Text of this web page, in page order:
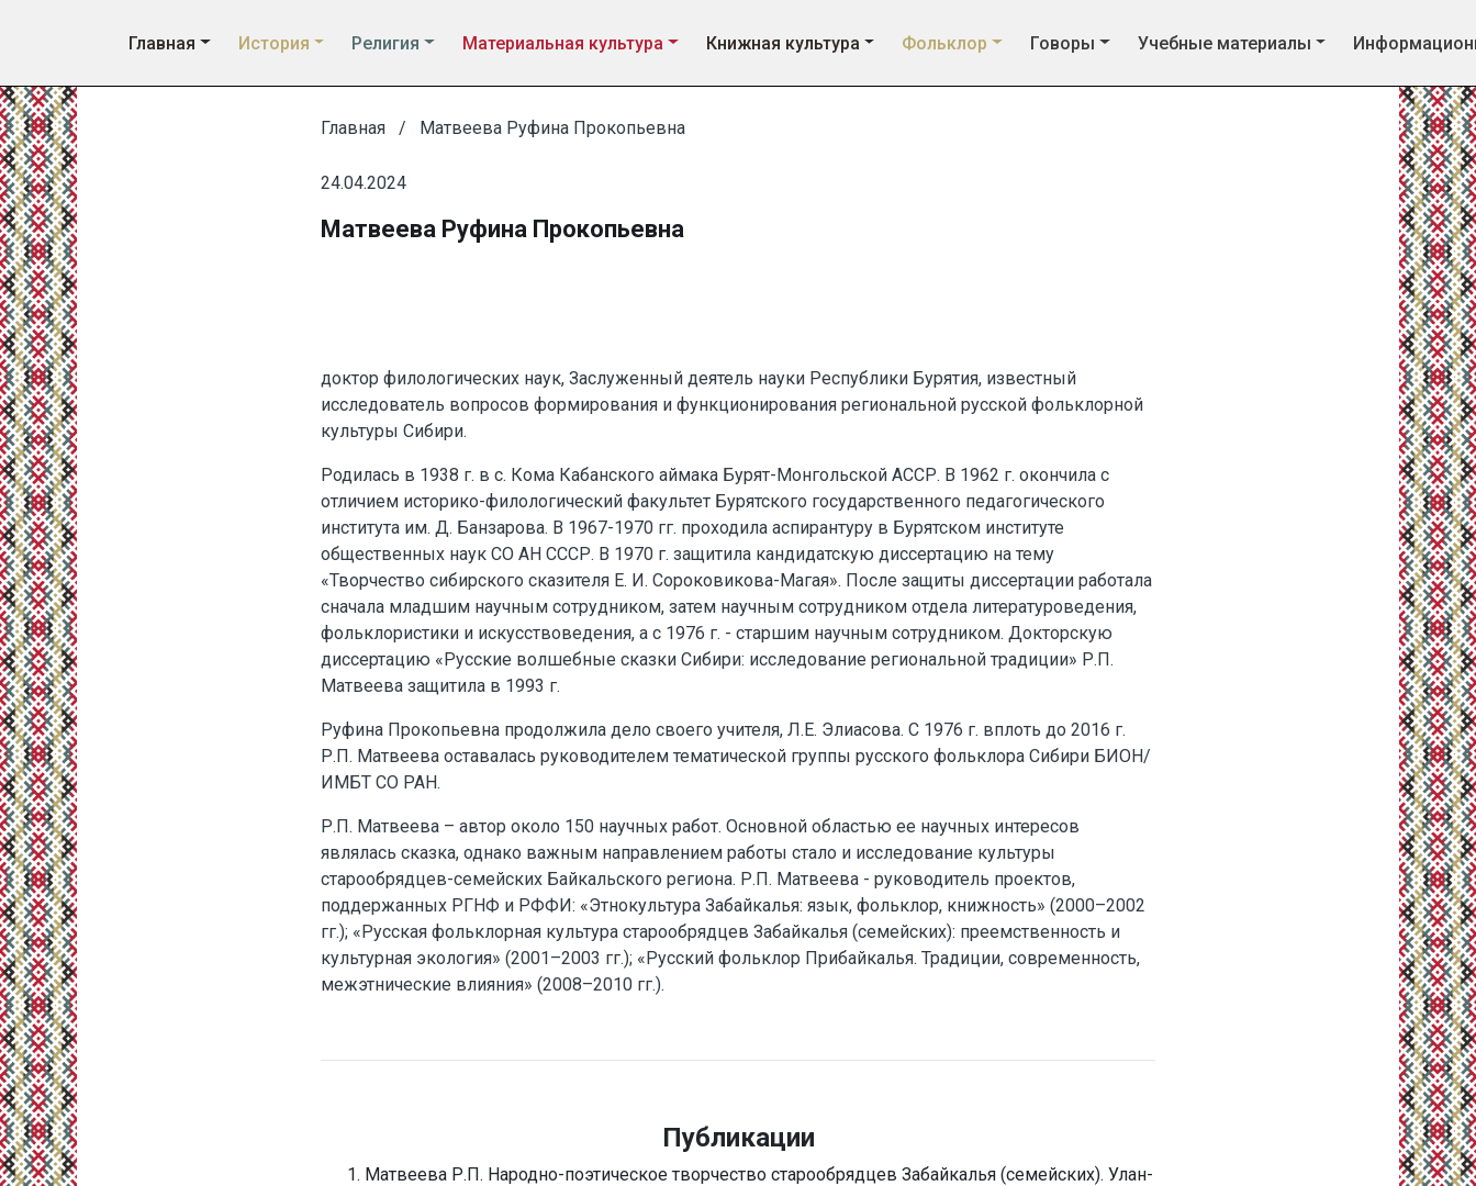
Главная История Религия Материальная культура Книжная культура Фольклор Говоры Учебные материалы
Главная Матвеева Руфина Прокопьевна
24.04.2024
Матвеева Руфина Прокопьевна
доктор филологических наук, Заслуженный деятель науки Республики Бурятия, известный
исследователь вопросов формирования и функционирования региональной русской фольклорной
культуры Сибири.
Родилась в 1938 г. в с. Кома Кабанского аймака Бурят-Монгольской АССР. В 1962 г. окончила с
отличием историко-филологический факультет Бурятского государственного педагогического
института им. Д. Банзарова. В 1967-1970 гг. проходила аспирантуру в Бурятском институте
общественных наук СО АН СССР. В 1970 г. защитила кандидатскую диссертацию на тему
«Творчество сибирского сказителя Е. И. Сороковикова-Магая». После защиты диссертации работала
сначала младшим научным сотрудником, затем научным сотрудником отдела литературоведения,
фольклористики и искусствоведения, а с 1976 г. - старшим научным сотрудником. Докторскую
диссертацию «Русские волшебные сказки Сибири: исследование региональной традиции» Р.П.
Матвеева защитила в 1993 г.
Руфина Прокопьевна продолжила дело своего учителя, Л.Е. Элиасова. C 1976 г. вплоть до 2016 г.
Р.П. Матвеева оставалась руководителем тематической группы русского фольклора Сибири БИОН/
ИМБТ СО РАН.
Р.П. Матвеева – автор около 150 научных работ. Основной областью ее научных интересов
являлась сказка, однако важным направлением работы стало и исследование культуры
старообрядцев-семейских Байкальского региона. Р.П. Матвеева - руководитель проектов,
поддержанных РГНФ и РФФИ: «Этнокультура Забайкалья: язык, фольклор, книжность» (2000–2002
гг.); «Русская фольклорная культура старообрядцев Забайкалья (семейских): преемственность и
культурная экология» (2001–2003 гг.); «Русский фольклор Прибайкалья. Традиции, современность,
межэтнические влияния» (2008–2010 гг.).
Публикации
Матвеева Р.П. Народно-поэтическое творчество старообрядцев Забайкалья (семейских). Улан-